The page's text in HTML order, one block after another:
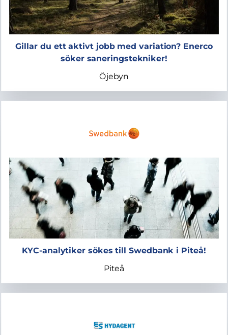
Gillar du ett aktivt jobb med variation? Enerco
söker saneringstekniker!
Öjebyn
KYC-analytiker sökes till Swedbank i Piteå!
Piteå